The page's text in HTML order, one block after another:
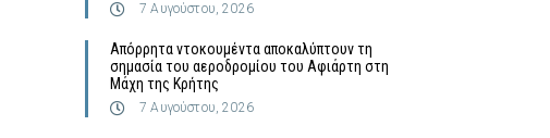
7 Αυγούστου, 2026
Απόρρητα ντοκουμέντα αποκαλύπτουν τη
σημασία του αεροδρομίου του Αφιάρτη στη
Μάχη της Κρήτης
7 Αυγούστου, 2026